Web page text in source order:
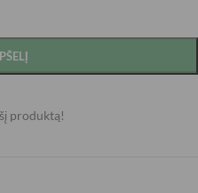
produktą!